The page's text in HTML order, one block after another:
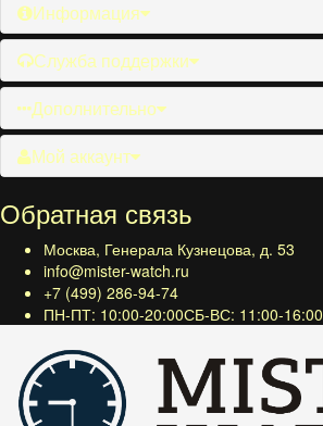
Информация
Служба поддержки
Дополнительно
Мой аккаунт
Обратная связь
Москва, Генерала Кузнецова, д. 53
info@mister-watch.ru
+7 (499) 286-94-74
ПН-ПТ: 10:00-20:00СБ-ВС: 11:00-16:00